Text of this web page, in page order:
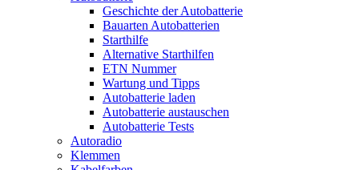
Geschichte der Autobatterie
Bauarten Autobatterien
Starthilfe
Alternative Starthilfen
ETN Nummer
Wartung und Tipps
Autobatterie laden
Autobatterie austauschen
Autobatterie Tests
Autoradio
Klemmen